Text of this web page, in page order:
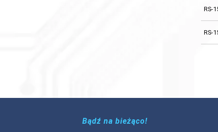
RS-
RS-
Bądź na bieżąco!